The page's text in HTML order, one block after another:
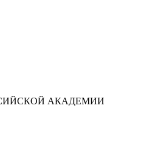
АКАДЕМИИ